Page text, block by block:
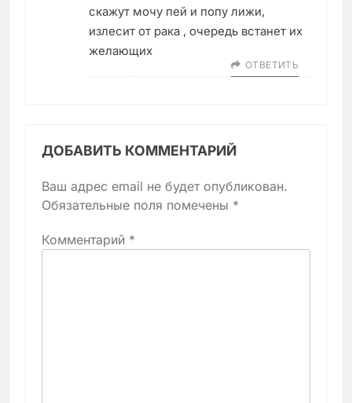
скажут мочу пей и попу лижи,
излесит от рака , очередь встанет их
желающих
ОТВЕТИТЬ
ДОБАВИТЬ КОММЕНТАРИЙ
Ваш адрес email не будет опубликован.
Обязательные поля помечены *
Комментарий *